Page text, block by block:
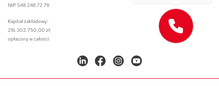
NIP 548 248 72 78
Kapitał zakładowy:
216.302.750,00 zł,
opłacony w całości.